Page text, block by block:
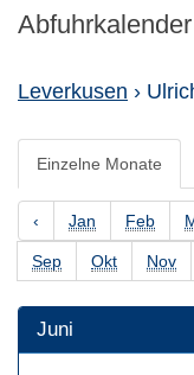
Leverkusen ›
Einzelne Monate
‹ Jan Feb
Sep Okt Nov
Juni